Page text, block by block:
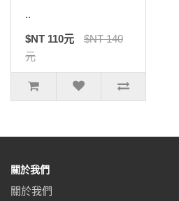
..
$NT 110元
$NT 140
元
關於我們
關於我們